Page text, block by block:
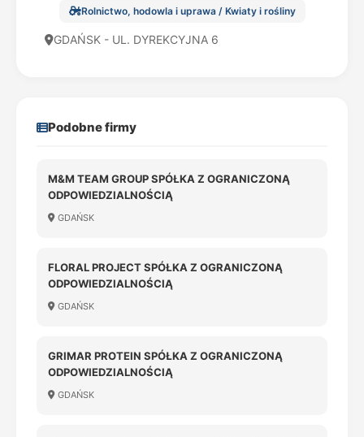
Rolnictwo, hodowla i uprawa / Kwiaty i rośliny
GDAŃSK - UL. DYREKCYJNA 6
Podobne firmy
M&M TEAM GROUP SPÓŁKA Z OGRANICZONĄ
ODPOWIEDZIALNOŚCIĄ
GDAŃSK
FLORAL PROJECT SPÓŁKA Z OGRANICZONĄ
ODPOWIEDZIALNOŚCIĄ
GDAŃSK
GRIMAR PROTEIN SPÓŁKA Z OGRANICZONĄ
ODPOWIEDZIALNOŚCIĄ
GDAŃSK